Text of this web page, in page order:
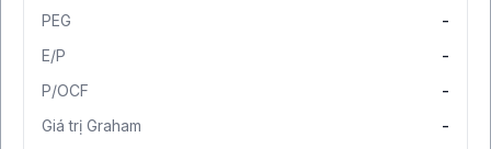
PEG
-
E/P
-
P/OCF
-
Giá trị Graham
-